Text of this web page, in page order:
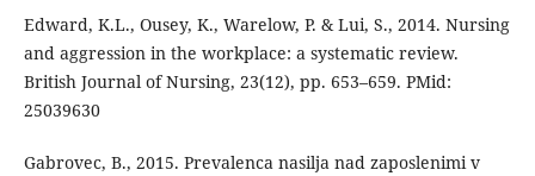
Edward, K.L., Ousey, K., Warelow, P. & Lui, S., 2014. Nursing
and aggression in the workplace: a systematic review.
British Journal of Nursing, 23(12), pp. 653–659. PMid:
25039630
Gabrovec, B., 2015. Prevalenca nasilja nad zaposlenimi v